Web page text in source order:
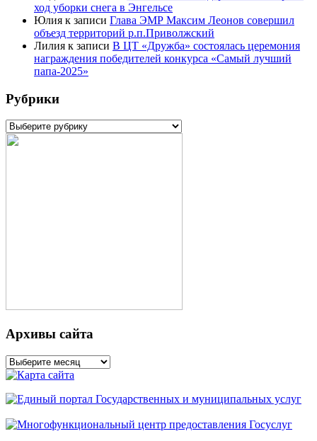
ход уборки снега в Энгельсе
Юлия к записи Глава ЭМР Максим Леонов совершил
объезд территорий р.п.Приволжский
Лилия к записи В ЦТ «Дружба» состоялась церемония
награждения победителей конкурса «Самый лучший
папа-2025»
Рубрики
Рубрики
Архивы сайта
Архивы
сайта